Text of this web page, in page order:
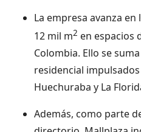
La empresa avanza
12 mil m2 en espacios
Colombia. Ello se
residencial
Huechuraba y La
Además, como parte